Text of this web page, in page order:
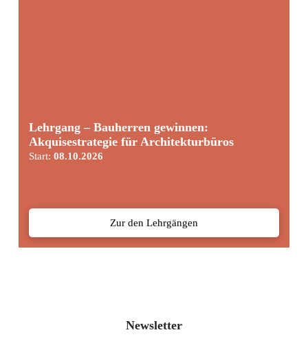
Lehrgang – Bauherren gewinnen:
Akquisestrategie für Architekturbüros
Start: 08.10.2026
Zur den Lehrgängen
Newsletter